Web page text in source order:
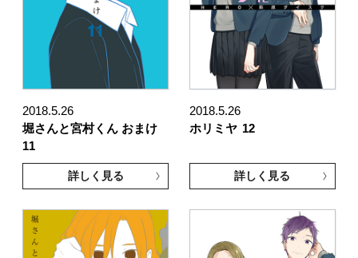
2018.5.26
堀さんと宮村くん おまけ
11
詳しく見る
2018.5.26
ホリミヤ 12
詳しく見る